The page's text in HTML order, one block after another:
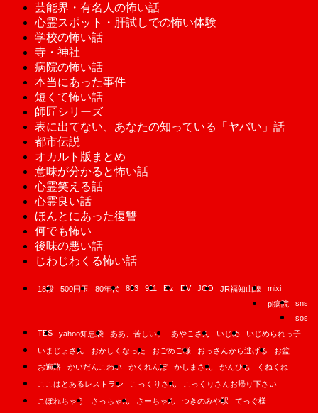
芸能界・有名人の怖い話
心霊スポット・肝試しでの怖い体験
学校の怖い話
寺・神社
病院の怖い話
本当にあった事件
短くて怖い話
師匠シリーズ
表に出てない、あなたの知っている「ヤバい」話
都市伝説
オカルト版まとめ
意味が分かると怖い話
心霊笑える話
心霊良い話
ほんとにあった復讐
何でも怖い
後味の悪い話
じわじわくる怖い話
18段 500円玉 80年代 893 911 B'z DV JCO JR福知山線
mixi
pl病院
sns
sos
TBS
yahoo知恵袋 ああ、苦しい。 あやこさん いじめ
いじめられっ子
いまじょさん
おかしくなった おごめご様 おっさんから逃げる
お盆
お遍路
かいだんこわい かくれんぼ かしまさん かんひも
くねくね
ここはとあるレストラン
こっくりさん
こっくりさんお帰り下さい
こぼれちゃう
さっちゃん さーちゃん つきのみや駅
てっぐ様